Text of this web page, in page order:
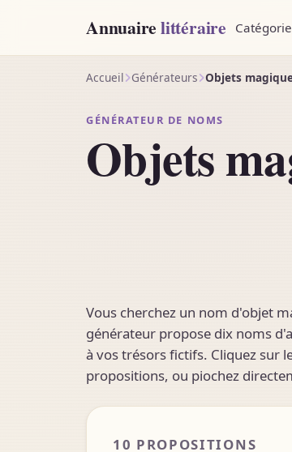
Annuairelittéraire
Accueil Générateurs Objets
GÉNÉRATEUR DE NOMS
Objets
Vous cherchez un nom d'objet
générateur propose dix noms
à vos trésors fictifs. Cliquez sur
propositions, ou piochez
10 PROPOSITIONS